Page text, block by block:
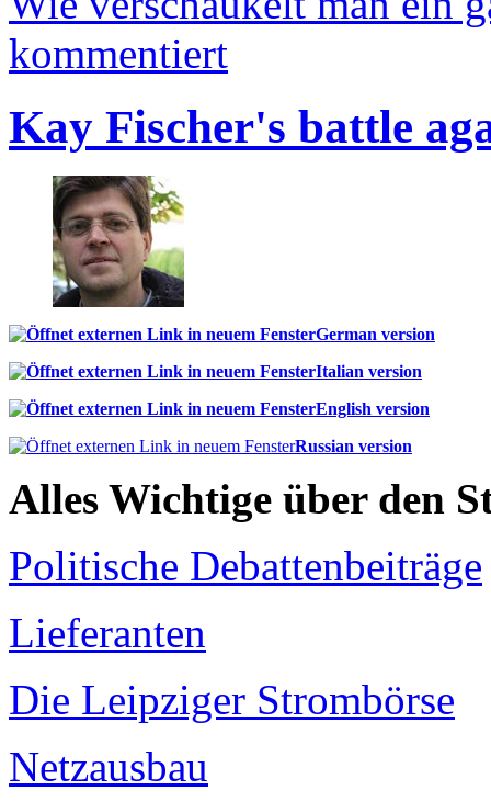
kommentiert
Kay Fischer's battle
German version
Italian version
English version
Russian version
Alles Wichtige über den
Politische Debattenbeiträge
Lieferanten
Die Leipziger Strombörse
Netzausbau